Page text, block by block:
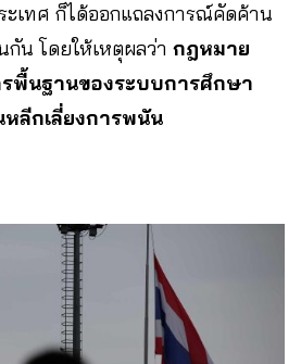
ะเทศ ก็ได้ออกแถลงการณ์คัดค้าน
กัน โดยให้เหตุผลว่า กฎหมาย
พื้นฐานของระบบการศึกษา
หลีกเลี่ยงการพนัน